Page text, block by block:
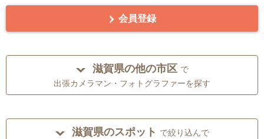
会員登録
滋賀県の他の市区 で
出張カメラマン・フォトグラファーを探す
滋賀県のスポット で絞り込んで